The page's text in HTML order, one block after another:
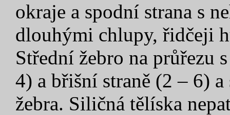
okraje a spodní strana s
dlouhými chlupy, řidčeji
Střední žebro na průřezu
4) a břišní straně (2 – 6)
žebra. Siličná tělíska